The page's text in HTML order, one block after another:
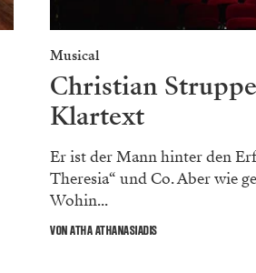
Musical
Christian
Klartext
Er ist der Mann hinter den
Theresia“ und Co. Aber wie
Wohin...
VON ATHA ATHANASIADIS